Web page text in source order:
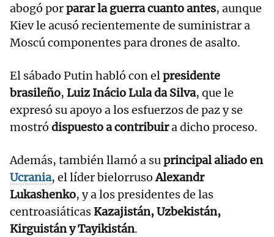
abogó porparar la guerra cuanto antes, aunque
Kiev le acusó recientemente de suministrar a
Moscú componentes para drones de asalto.
El sábado Putin habló con elpresidente
brasileño, Luiz Inácio Lula da Silva, que le
expresó su apoyo a los esfuerzos de paz y se
mostró dispuesto a contribuira dicho proceso.
Además, también llamó a suprincipal aliado en
Ucrania, el líder bielorrusoAlexandr
Lukashenko, y a los presidentes de las
centroasiáticasKazajistán, Uzbekistán,
Kirguistán y Tayikistán.